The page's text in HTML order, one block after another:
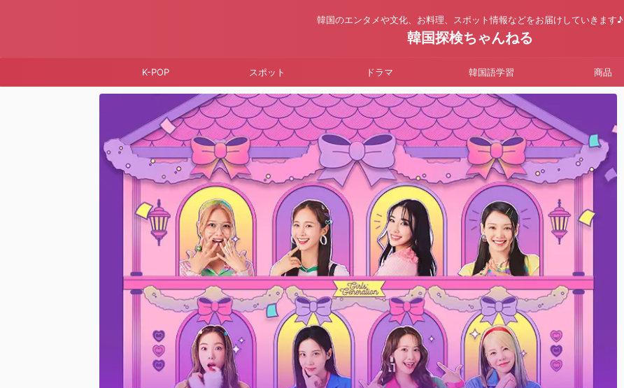
韓国のエンタメや文化、お料理、スポット情報などをお届けしていきます♪
韓国探検ちゃんねる
K-POP スポット ドラマ 韓国語学習 商品